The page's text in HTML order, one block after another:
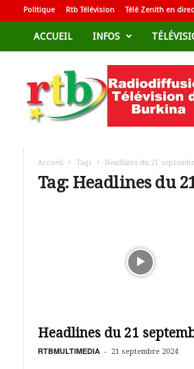
Politique Rtb Télévision Télé Zenith en
ACCUEIL INFOS
d
i
Accueil Tags Headlines du 21
Tag: Headlines du
Headlines du 21
RTBMULTIMEDIA - 21 septembre 2024